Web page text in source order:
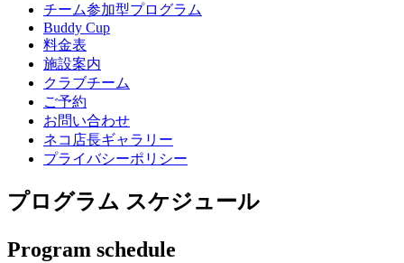
チーム参加型プログラム
Buddy Cup
料金表
施設案内
クラブチーム
ご予約
お問い合わせ
ネコ店長ギャラリー
プライバシーポリシー
プログラム スケジュール
Program schedule